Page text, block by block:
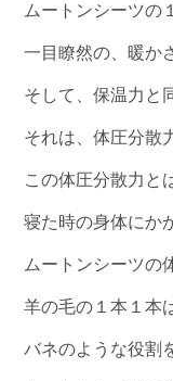
ムートンシーツの
一目瞭然の、暖か
そして、保温力と
それは、体圧分散
この体圧分散力と
寝た時の身体にか
ムートンシーツの
羊の毛の１本１本
バネのような役割